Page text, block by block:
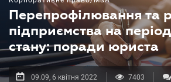
Перепрофілювання та
підприємства на
стану: поради юриста
09.09, 6 квітня 2022 7403